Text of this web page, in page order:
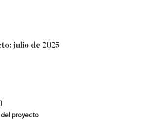
julio de 2025
del proyecto